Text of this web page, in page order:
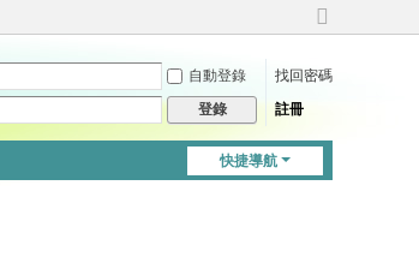
切
到
自動登錄
找回密碼
登錄 註冊
快捷導航